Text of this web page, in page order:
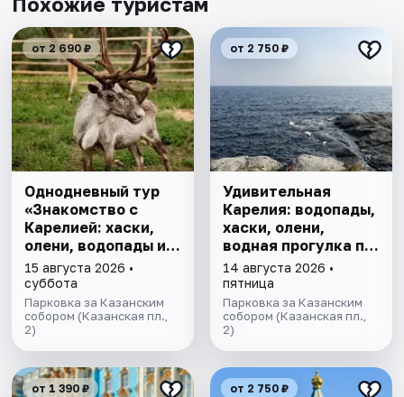
от 2 690 ₽
Однодневный тур
«Знакомство с
Карелией: хаски,
олени, водопады и
горный парк
"Рускеала»
15 августа 2026 •
суббота
Парковка за Казанским
собором (Казанская пл.,
2)
от 2 750 ₽
Удивительная
Карелия: водопады,
хаски, олени,
водная прогулка по
Ладожским шхерам
на ладье,
посещение рыбной
фермы.
14 августа 2026 •
пятница
Парковка за Казанским
собором (Казанская пл.,
2)
от 1 390 ₽ от 2 750 ₽